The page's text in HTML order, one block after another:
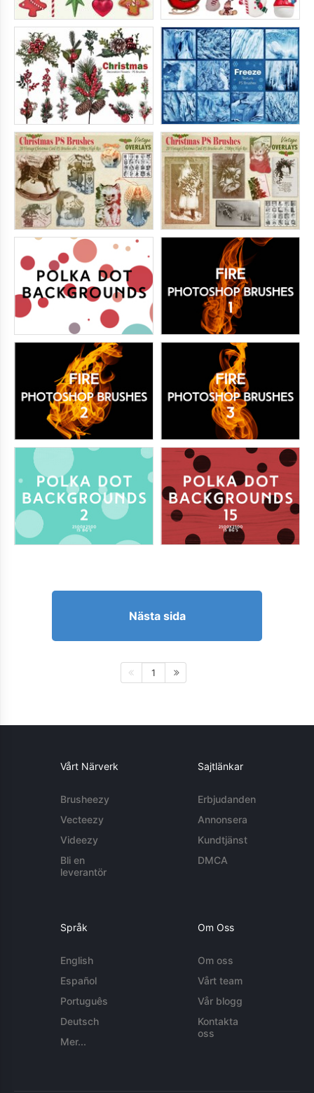
Nästa sida
1
Vårt Närverk
Brusheezy
Vecteezy
Videezy
Bli en
leverantör
Sajtlänkar
Erbjudanden
Annonsera
Kundtjänst
DMCA
Språk
English
Español
Português
Deutsch
Mer...
Om Oss
Om oss
Vårt team
Vår blogg
Kontakta
oss